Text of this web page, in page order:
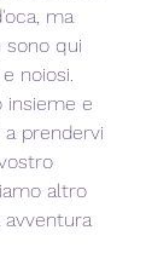
ma
sono qui
noiosi.
insieme e
prendervi
altro